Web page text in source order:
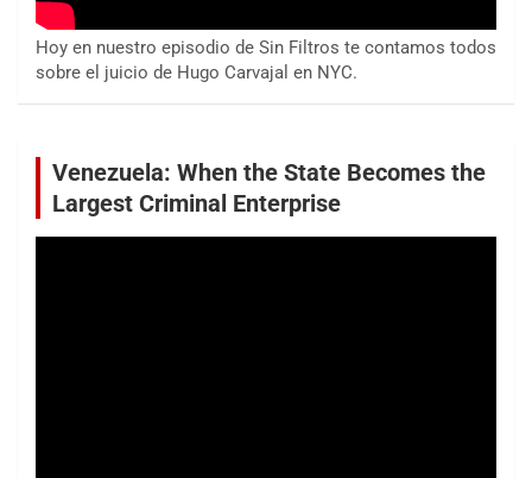
Hoy en nuestro episodio de Sin Filtros te contamos todos
sobre el juicio de Hugo Carvajal en NYC.
Venezuela: When the State Becomes the
Largest Criminal Enterprise